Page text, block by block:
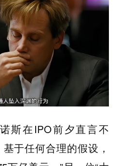
斯在IPO前夕直言不
于任何合理的假设，